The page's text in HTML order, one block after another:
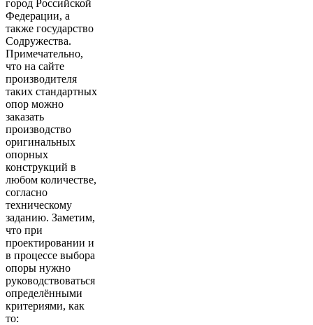
город Российской
Федерации, а
также государство
Содружества.
Примечательно,
что на сайте
производителя
таких стандартных
опор можно
заказать
производство
оригинальных
опорных
конструкций в
любом количестве,
согласно
техническому
заданию. Заметим,
что при
проектировании и
в процессе выбора
опоры нужно
руководствоваться
определёнными
критериями, как
то: